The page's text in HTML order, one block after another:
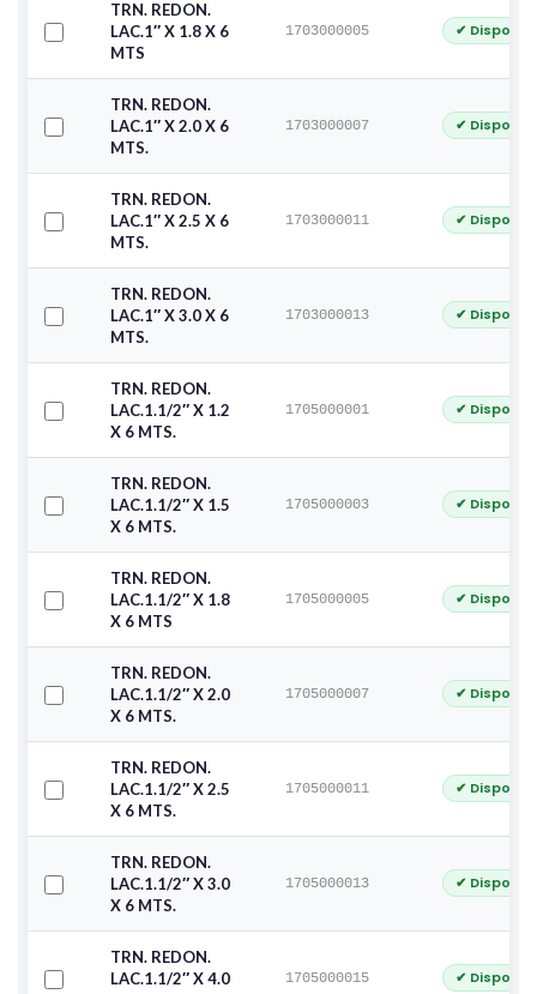
TRN. REDON.
LAC.1″ X 1.8 X 6
MTS
1703000005 ✔
TRN. REDON.
LAC.1″ X 2.0 X 6
MTS.
1703000007 ✔
TRN. REDON.
LAC.1″ X 2.5 X 6
MTS.
1703000011 ✔
TRN. REDON.
LAC.1″ X 3.0 X 6
MTS.
1703000013 ✔
TRN. REDON.
LAC.1.1/2″ X 1.2
X 6 MTS.
1705000001 ✔
TRN. REDON.
LAC.1.1/2″ X 1.5
X 6 MTS.
1705000003 ✔
TRN. REDON.
LAC.1.1/2″ X 1.8
X 6 MTS
1705000005 ✔
TRN. REDON.
LAC.1.1/2″ X 2.0
X 6 MTS.
1705000007 ✔
TRN. REDON.
LAC.1.1/2″ X 2.5
X 6 MTS.
1705000011 ✔
TRN. REDON.
LAC.1.1/2″ X 3.0
X 6 MTS.
1705000013 ✔
TRN. REDON.
LAC.1.1/2″ X 4.0
1705000015 ✔